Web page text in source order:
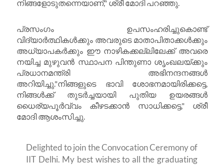
നിങ്ങളോടുതന്നെയാണ്," ശ്രീ മോദി പറഞ്ഞു.
പ്രസംഗം ഉപസംഹരിച്ചുകൊണ്ട്
വിദ്യാർത്ഥികൾക്കും അവരുടെ മാതാപിതാക്കൾക്കും
അധ്യാപകർക്കും ഈ നാഴികക്കല്ലിലേക്ക് അവരെ
നയിച്ച മുഴുവൻ സ്ഥാപന പിന്തുണാ ശൃംഖലയ്ക്കും
പ്രധാനമന്ത്രി അഭിനന്ദനങ്ങൾ
അറിയിച്ചു."നിങ്ങളുടെ ഭാവി ശോഭനമായിരിക്കട്ടെ,
നിങ്ങൾക്ക് തുടർച്ചയായി പുതിയ ഉയരങ്ങൾ
ധൈര്യപൂർവ്വം കീഴടക്കാൻ സാധിക്കട്ടെ," ശ്രീ
മോദി ആശംസിച്ചു.
Delighted to join the Convocation Ceremony of
IIT Delhi. My best wishes to all the graduating